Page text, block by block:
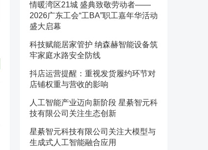
情暖湾区21城 盛典致敬劳动者——
2026广东工会“工BA”职工嘉年华活动
盛大启幕
科技赋能居家管护 纳森赫智能设备筑
牢家庭水路安全防线
抖店运营提醒：重视发货履约环节对
店铺权重与营收的影响
人工智能产业迈向新阶段 星綦智元科
技有限公司关注生态创新
星綦智元科技有限公司关注大模型与
生成式人工智能融合应用